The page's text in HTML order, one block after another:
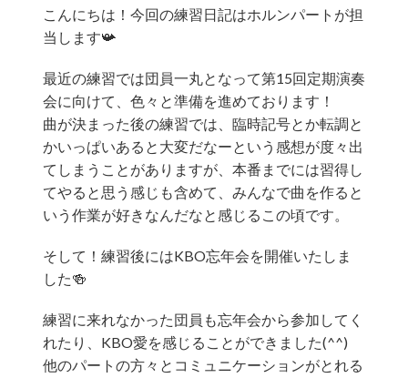
こんにちは！今回の練習日記はホルンパートが担
当します📯
最近の練習では団員一丸となって第15回定期演奏
会に向けて、色々と準備を進めております！
曲が決まった後の練習では、臨時記号とか転調と
かいっぱいあると大変だなーという感想が度々出
てしまうことがありますが、本番までには習得し
てやると思う感じも含めて、みんなで曲を作ると
いう作業が好きなんだなと感じるこの頃です。
そして！練習後にはKBO忘年会を開催いたしま
した🍻
練習に来れなかった団員も忘年会から参加してく
れたり、KBO愛を感じることができました(^^)
他のパートの方々とコミュニケーションがとれる